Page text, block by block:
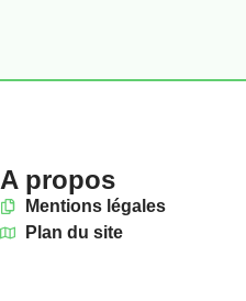
A propos
Mentions légales
Plan du site